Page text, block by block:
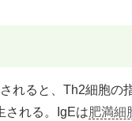
れると、Th2細胞の
される。IgEは 肥満細